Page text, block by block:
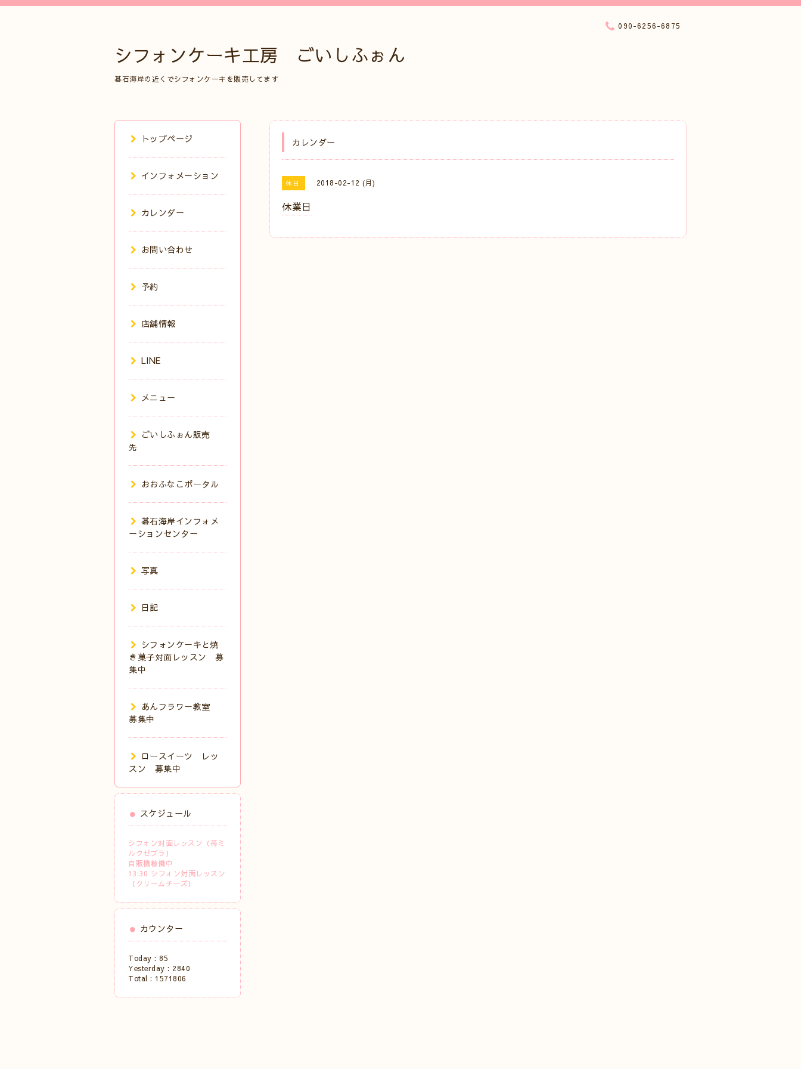
シフォンケーキ工房 ごいしふぉん
碁石海岸の近くでシフォンケーキを販売してます
090-6256-6875
カレンダー
休日 2018-02-12 (月)
休業日
トップページ
インフォメーション
カレンダー
お問い合わせ
予約
店舗情報
LINE
メニュー
ごいしふぉん販売
先
おおふなこポータル
碁石海岸インフォメ
ーションセンター
写真
日記
シフォンケーキと焼
き菓子対面レッスン 募
集中
あんフラワー教室
募集中
ロースイーツ レッ
スン 募集中
スケジュール
シフォン対面レッスン（苺ミ
ルクゼブラ）
自販機稼働中
13:30 シフォン対面レッスン
（クリームチーズ）
カウンター
Today : 85
Yesterday : 2840
Total : 1571806